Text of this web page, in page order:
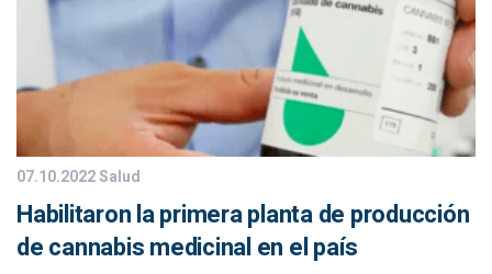
07.10.2022Salud
Habilitaron la primera planta de producción
de cannabis medicinal en el país